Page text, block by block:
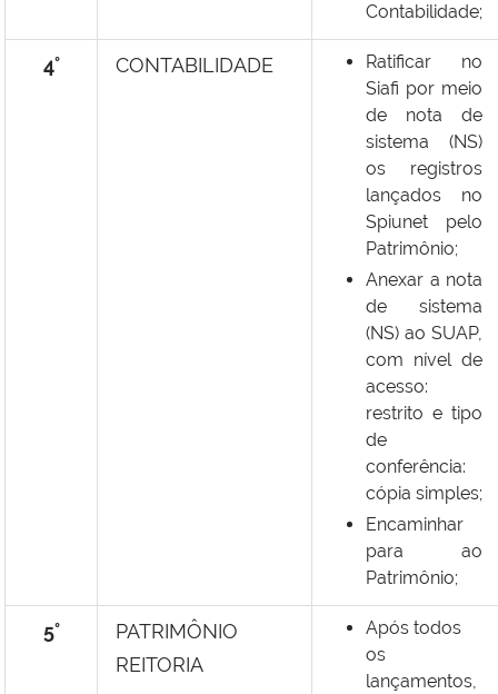
Contabilidade;
4° CONTABILIDADE
Ratificar no
Siafi por meio
de nota de
sistema (NS)
os registros
lançados no
Spiunet pelo
Patrimônio;
Anexar a nota
de sistema
(NS) ao SUAP,
com nível de
acesso:
restrito e tipo
de
conferência:
cópia simples;
Encaminhar
para ao
Patrimônio;
5°
PATRIMÔNIO
REITORIA
Após todos
os
lançamentos,